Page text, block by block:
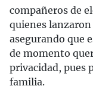
compañeros de
quienes
asegurando que
de momento
privacidad, pues
familia.